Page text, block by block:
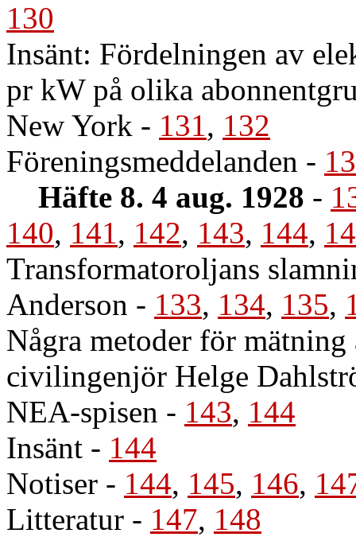
130
Insänt: Fördelningen av
pr kW på olika
New York - 131, 132
Föreningsmeddelanden -
Häfte 8. 4 aug. 1928 -
140, 141, 142, 143, 144,
Transformatoroljans
Anderson - 133, 134, 135,
Några metoder för
civilingenjör Helge
NEA-spisen - 143, 144
Insänt - 144
Notiser - 144, 145, 146,
Litteratur - 147, 148